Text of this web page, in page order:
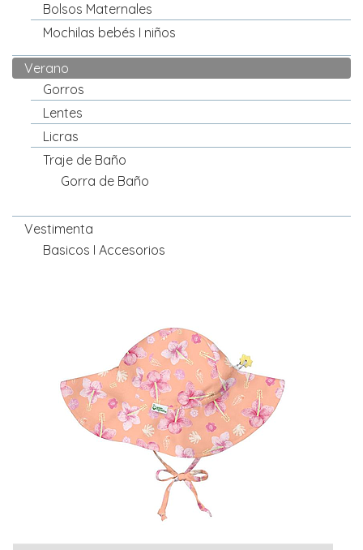
Bolsos Maternales
Mochilas bebés I niños
Verano
Gorros
Lentes
Licras
Traje de Baño
Gorra de Baño
Vestimenta
Basicos I Accesorios